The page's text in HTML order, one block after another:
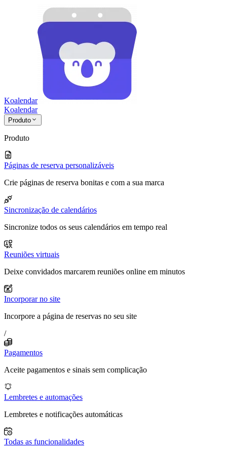
Koalendar
Koalendar
Produto
Produto
Páginas de reserva personalizáveis
Crie páginas de reserva bonitas e com a sua marca
Sincronização de calendários
Sincronize todos os seus calendários em tempo real
Reuniões virtuais
Deixe convidados marcarem reuniões online em minutos
Incorporar no site
Incorpore a página de reservas no seu site
/
Pagamentos
Aceite pagamentos e sinais sem complicação
Lembretes e automações
Lembretes e notificações automáticas
Todas as funcionalidades